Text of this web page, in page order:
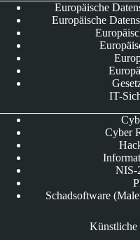
Europäische
Europäische
IT-
Cyber
NIS-
Schadsoftware
Künstliche